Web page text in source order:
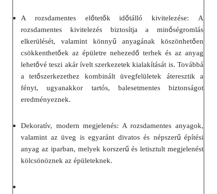
A rozsdamentes előtetők időtálló kivitelezése: A
rozsdamentes kivitelezés biztosítja a minőségromlás
elkerülését, valamint könnyű anyagának köszönhetően
csökkenthetőek az épületre nehezedő terhek és az anyag
lehetővé teszi akár ívelt szerkezetek kialakítását is. Továbbá
a tetőszerkezethez kombinált üvegfelületek áteresztik a
fényt, ugyanakkor tartós, balesetmentes biztonságot
eredményeznek.
Dekoratív, modern megjelenés: A rozsdamentes anyagok,
valamint az üveg is egyaránt divatos és népszerűépítési
anyag az iparban, melyek korszerű és letisztult megjelenést
kölcsönöznek az épületeknek.